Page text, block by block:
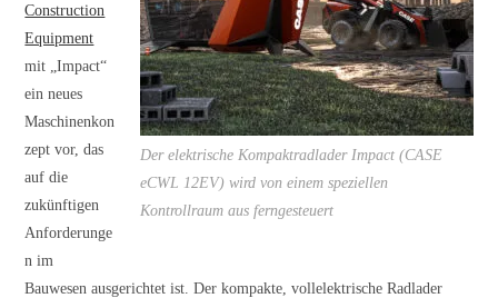
Der elektrische Kompaktradlader Impact (CASE
eCWL 12EV) wird von einem speziellen
Kontrollraum aus ferngesteuert
Construction
Equipment
mit „Impact“
ein neues
Maschinenkon
zept vor, das
auf die
zukünftigen
Anforderunge
n im
Bauwesen ausgerichtet ist. Der kompakte, vollelektrische Radlader